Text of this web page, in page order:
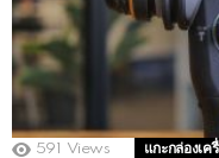
591 Views แกะกล่องเค